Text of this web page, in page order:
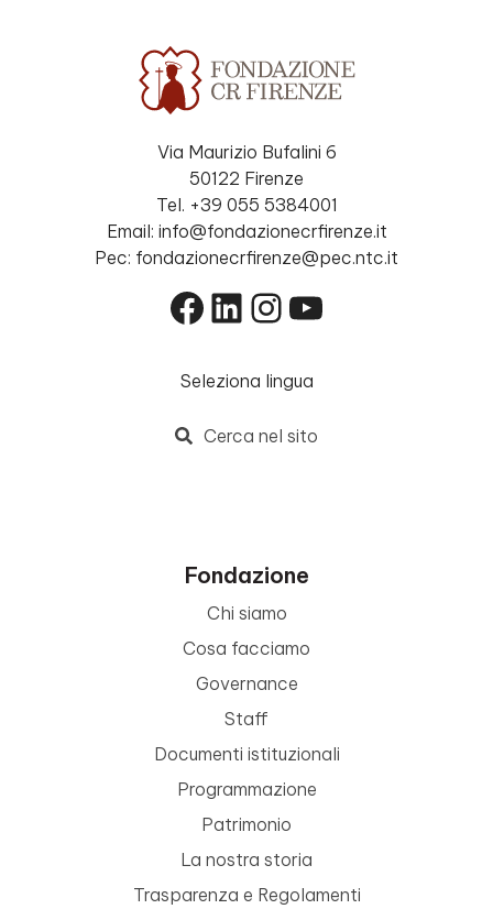
Via Maurizio Bufalini 6
50122 Firenze
Tel. +39 055 5384001
Email: info@fondazionecrfirenze.it
Pec: fondazionecrfirenze@pec.ntc.it
Facebook
LinkedIn
Instagram
YouTube
Seleziona lingua
Cerca nel sito
Fondazione
Chi siamo
Cosa facciamo
Governance
Staff
Documenti istituzionali
Programmazione
Patrimonio
La nostra storia
Trasparenza e Regolamenti